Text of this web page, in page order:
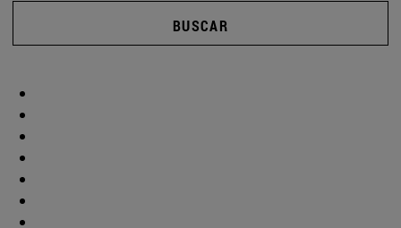
BUSCAR